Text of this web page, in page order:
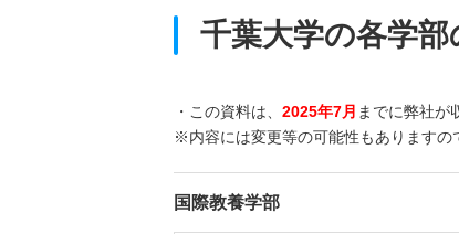
千葉大学の各学部
・この資料は、 2025年7月 までに弊社が
※内容には変更等の可能性もありますの
国際教養学部